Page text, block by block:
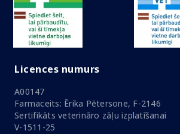
Licences numurs
A00147
Farmaceits: Ērika Pētersone, F-2146
Sertifikāts veterināro zāļu izplatīšanai
V-1511-25